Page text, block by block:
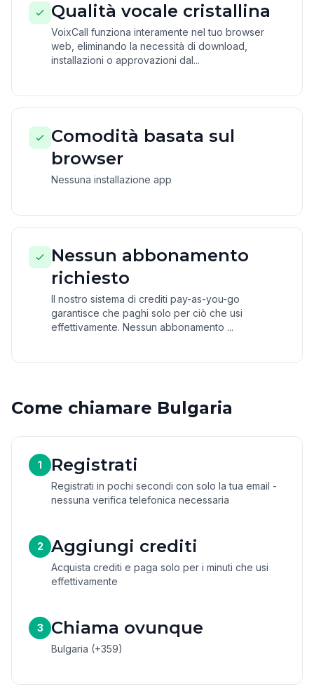
Qualità vocale cristallina
VoixCall funziona interamente nel tuo browser
web, eliminando la necessità di download,
installazioni o approvazioni dal...
Comodità basata sul
browser
Nessuna installazione app
Nessun abbonamento
richiesto
Il nostro sistema di crediti pay-as-you-go
garantisce che paghi solo per ciò che usi
effettivamente. Nessun abbonamento ...
Come chiamare Bulgaria
1 Registrati
Registrati in pochi secondi con solo la tua email -
nessuna verifica telefonica necessaria
2 Aggiungi crediti
Acquista crediti e paga solo per i minuti che usi
effettivamente
3 Chiama ovunque
Bulgaria (+359)